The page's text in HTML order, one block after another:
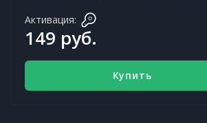
Активация:
149 руб.
Купить